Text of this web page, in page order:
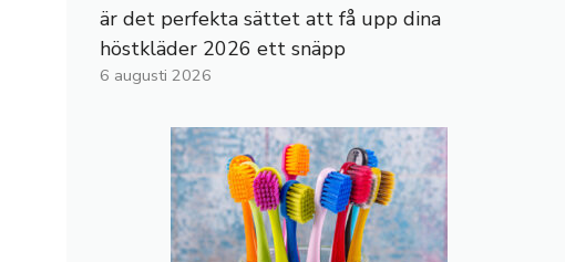
är det perfekta sättet att få upp dina
höstkläder 2026 ett snäpp
6 augusti 2026